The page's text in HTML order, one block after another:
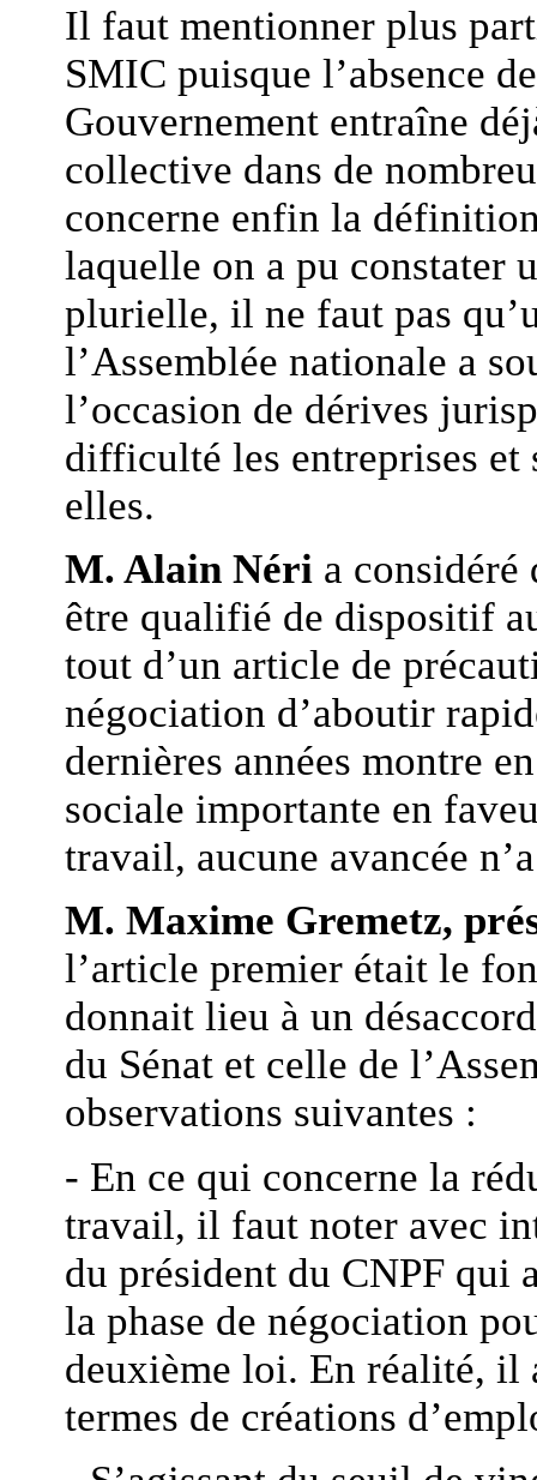
Il faut mentionner plus
SMIC puisque l’absence
Gouvernement entraîne
collective dans de
concerne enfin la
laquelle on a pu constater
plurielle, il ne faut pas
l’Assemblée nationale a
l’occasion de dérives
difficulté les entreprises et
elles.
M. Alain Néri a considéré
être qualifié de dispositif
tout d’un article de
négociation d’aboutir
dernières années montre
sociale importante en
travail, aucune avancée
M. Maxime Gremetz,
l’article premier était le
donnait lieu à un
du Sénat et celle de
observations suivantes :
- En ce qui concerne la
travail, il faut noter avec
du président du CNPF qui
la phase de négociation
deuxième loi. En réalité, il
termes de créations